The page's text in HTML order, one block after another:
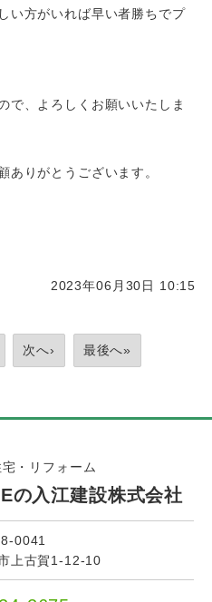
い方がいれば早い者勝ちでプ
で、よろしくお願いいたしま
ありがとうございます。
2023年06月30日 10:15
次へ› 最後へ»
・リフォーム
の入江建設株式会社
0041
上古賀1-12-10